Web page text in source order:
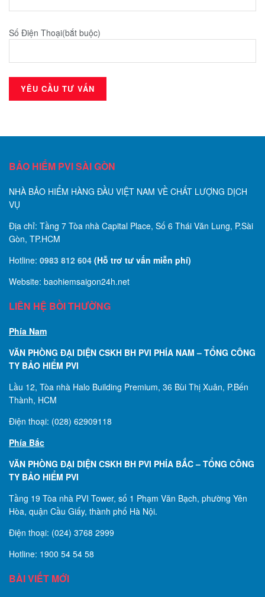
Số Điện Thoại(bắt buộc)
BẢO HIỂM PVI SÀI GÒN
NHÀ BẢO HIỂM HÀNG ĐẦU VIỆT NAM VỀ CHẤT LƯỢNG DỊCH
VỤ
Địa chỉ: Tầng 7 Tòa nhà Capital Place, Số 6 Thái Văn Lung, P.Sài
Gòn, TP.HCM
Hotline: 0983 812 604 (Hỗ trơ tư vấn miễn phí)
Website: baohiemsaigon24h.net
LIÊN HỆ BỒI THƯỜNG
Phía Nam
VĂN PHÒNG ĐẠI DIỆN CSKH BH PVI PHÍA NAM – TỔNG CÔNG
TY BẢO HIỂM PVI
Lầu 12, Tòa nhà Halo Building Premium, 36 Bùi Thị Xuân, P.Bến
Thành, HCM
Điện thoại: (028) 62909118
Phía Bắc
VĂN PHÒNG ĐẠI DIỆN CSKH BH PVI PHÍA BẮC – TỔNG CÔNG
TY BẢO HIỂM PVI
Tầng 19 Tòa nhà PVI Tower, số 1 Phạm Văn Bạch, phường Yên
Hòa, quận Cầu Giấy, thành phố Hà Nội.
Điện thoại: (024) 3768 2999
Hotline: 1900 54 54 58
BÀI VIẾT MỚI